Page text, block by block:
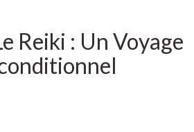
Reiki : Un Voyage